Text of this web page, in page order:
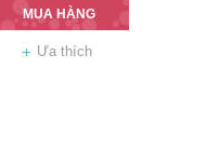
MUA HÀNG
Ưa thích